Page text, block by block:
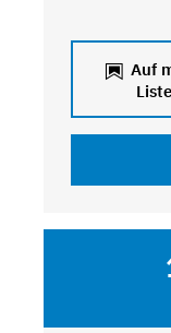
Auf
Liste